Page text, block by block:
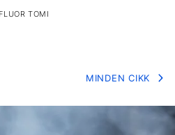
TOMI
MINDEN CIKK